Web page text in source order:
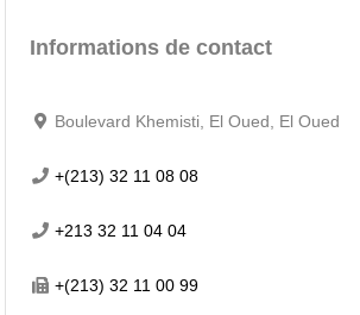
Informations de contact
Boulevard Khemisti, El Oued, El Oued
+(213) 32 11 08 08
+213 32 11 04 04
+(213) 32 11 00 99